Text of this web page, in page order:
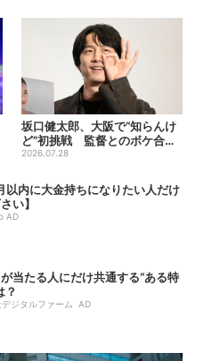
坂口健太郎、大阪で“知らんけ
ど”初挑戦 監督とのボケ合戦
に会場ほっこり
2026.07.28
以内に大金持ちになりたい人だけ
い】
AD
当たる人にだけ共通する“ある特
？
デジタルファーム AD